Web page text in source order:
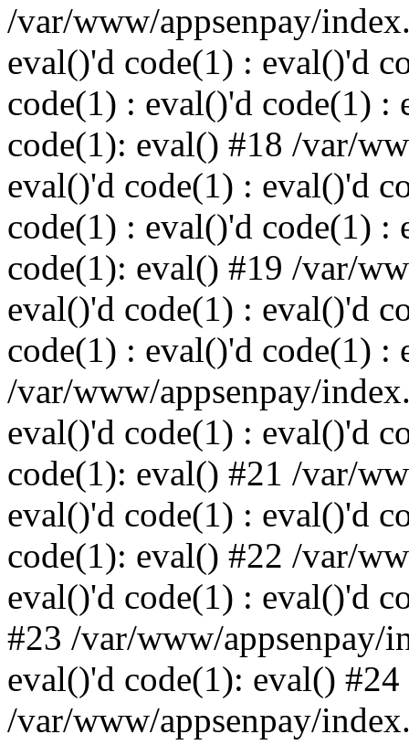
/var/www/appsenpay/
eval()'d code(1) : eval()'d
code(1) : eval()'d code(1) :
code(1): eval() #18 /var/
eval()'d code(1) : eval()'d
code(1) : eval()'d code(1) :
code(1): eval() #19 /var/
eval()'d code(1) : eval()'d
code(1) : eval()'d code(1) :
/var/www/appsenpay/
eval()'d code(1) : eval()'d
code(1): eval() #21 /var/
eval()'d code(1) : eval()'d
code(1): eval() #22 /var/
eval()'d code(1) : eval()'d
#23 /var/www/appsenpay/
eval()'d code(1): eval() #24
/var/www/appsenpay/